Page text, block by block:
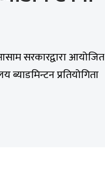
सरकारद्वारा आयोजित
ब्याडमिन्टन प्रतियोगिता